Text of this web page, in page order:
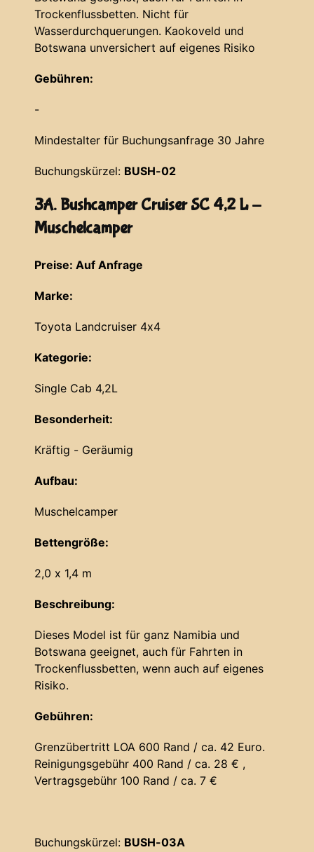
Trockenflussbetten. Nicht für
Wasserdurchquerungen. Kaokoveld und
Botswana unversichert auf eigenes Risiko
Gebühren:
-
Mindestalter für Buchungsanfrage 30 Jahre
Buchungskürzel: BUSH-02
3A. Bushcamper Cruiser SC 4,2 L -
Muschelcamper
Preise: Auf Anfrage
Marke:
Toyota Landcruiser 4x4
Kategorie:
Single Cab 4,2L
Besonderheit:
Kräftig - Geräumig
Aufbau:
Muschelcamper
Bettengröße:
2,0 x 1,4 m
Beschreibung:
Dieses Model ist für ganz Namibia und
Botswana geeignet, auch für Fahrten in
Trockenflussbetten, wenn auch auf eigenes
Risiko.
Gebühren:
Grenzübertritt LOA 600 Rand / ca. 42 Euro.
Reinigungsgebühr 400 Rand / ca. 28 € ,
Vertragsgebühr 100 Rand / ca. 7 €
Buchungskürzel: BUSH-03A